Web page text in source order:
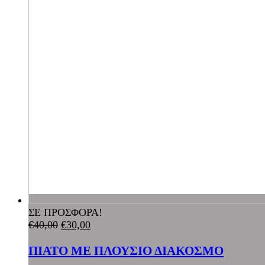
ΣΕ ΠΡΟΣΦΟΡΑ!
€40,00 €30,00
ΠΙΑΤΟ ΜΕ ΠΛΟΥΣΙΟ ΔΙΑΚΟΣΜΟ